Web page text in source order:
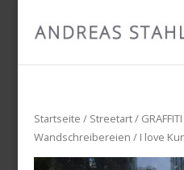
Startseite / Streetart/
Wandschreibereien / I love